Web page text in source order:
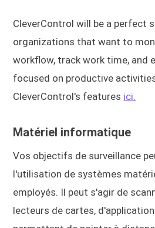
CleverControl will be a perfect
organizations that want to
workflow, track work time, and
focused on productive
CleverControl's features ici.
Matériel informatique
Vos objectifs de surveillance
l'utilisation de systèmes
employés. Il peut s'agir de
lecteurs de cartes,